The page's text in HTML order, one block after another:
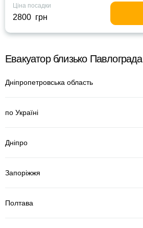
Ціна посадки
2800 грн
Евакуатор близько Павлограда
Дніпропетровська область
по Україні
Дніпро
Запоріжжя
Полтава